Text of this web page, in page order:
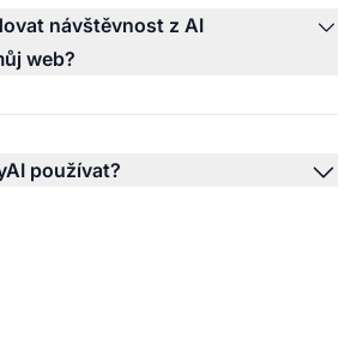
návštěvnost z AI
web?
používat?